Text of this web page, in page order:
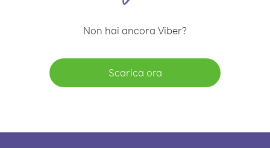
Non hai ancora Viber?
Scarica ora